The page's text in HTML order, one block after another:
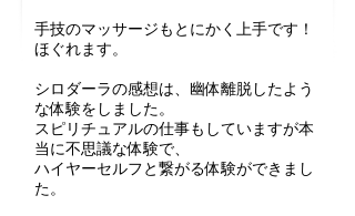
手技のマッサージもとにかく上手です！
ほぐれます。
シロダーラの感想は、幽体離脱したよう
な体験をしました。
スピリチュアルの仕事もしていますが本
当に不思議な体験で、
ハイヤーセルフと繋がる体験ができまし
た。